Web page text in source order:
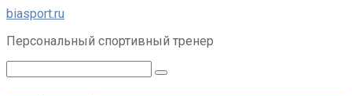
Перейти
контенту
biasport.ru
Персональный спортивный тренер